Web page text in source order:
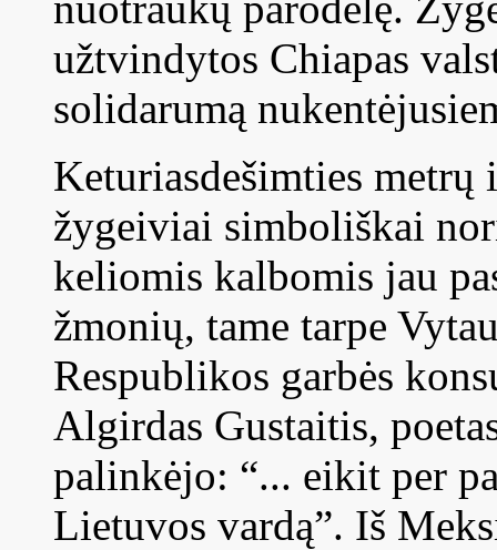
užtvindytos Chiapas
solidarumą
Keturiasdešimties
žygeiviai simboliškai
keliomis kalbomis jau
žmonių, tame tarpe
Respublikos garbės
Algirdas Gustaitis,
palinkėjo: “... eikit per
Lietuvos vardą”. Iš